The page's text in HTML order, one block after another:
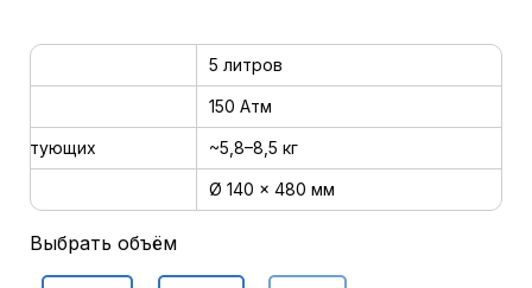
5 литров
150 Атм
~5,8–8,5 кг
Ø 140 × 480 мм
Выбрать объём